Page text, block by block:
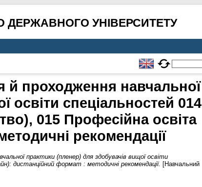
ДЕРЖАВНОГО УНІВЕРСИТЕТУ
й проходження навчальної
освіти спеціальностей 014
015 Професійна освіта
рекомендації
практики (пленер) для здобувачів вищої освіти
дистанційний формат : методичні рекомендації. [Навчальний